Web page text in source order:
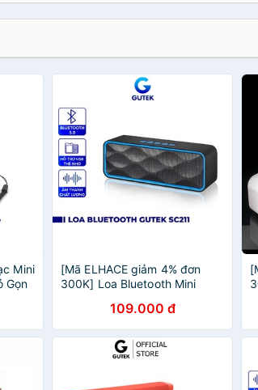
Mini
Gọn
[Mã ELHACE giảm 4% đơn
300K] Loa Bluetooth Mini
Gọn Đa Năng Dùng Được Usb
Thẻ Nhớ Gutek SC211
109.000 đ